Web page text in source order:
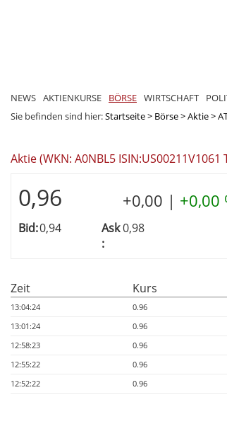
NEWS AKTIENKURSE BÖRSE WIRTSCHAFT
Sie befinden sind hier:Startseite> Börse>Aktie>
Aktie (WKN: A0NBL5 ISIN:US00211V1061
0,96 +0,00 | +0,00
Bid:0,94
Ask
:
0,98
Zeit Kurs
13:04:24
0.96
13:01:24
0.96
12:58:23
0.96
12:55:22
0.96
12:52:22
0.96